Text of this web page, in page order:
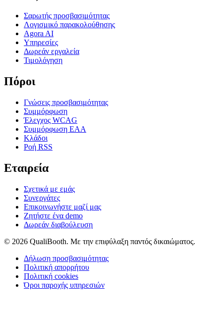
Σαρωτής προσβασιμότητας
Λογισμικό παρακολούθησης
Agora AI
Υπηρεσίες
Δωρεάν εργαλεία
Τιμολόγηση
Πόροι
Γνώσεις προσβασιμότητας
Συμμόρφωση
Έλεγχος WCAG
Συμμόρφωση EAA
Κλάδοι
Ροή RSS
Εταιρεία
Σχετικά με εμάς
Συνεργάτες
Επικοινωνήστε μαζί μας
Ζητήστε ένα demo
Δωρεάν διαβούλευση
© 2026 QualiBooth. Με την επιφύλαξη παντός δικαιώματος.
Δήλωση προσβασιμότητας
Πολιτική απορρήτου
Πολιτική cookies
Όροι παροχής υπηρεσιών